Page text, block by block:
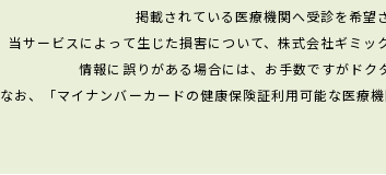
掲載されている医療機関へ受診を希望
当サービスによって生じた損害について、株式会社ギミ
情報に誤りがある場合には、お手数ですがドク
なお、「マイナンバーカードの健康保険証利用可能な医療